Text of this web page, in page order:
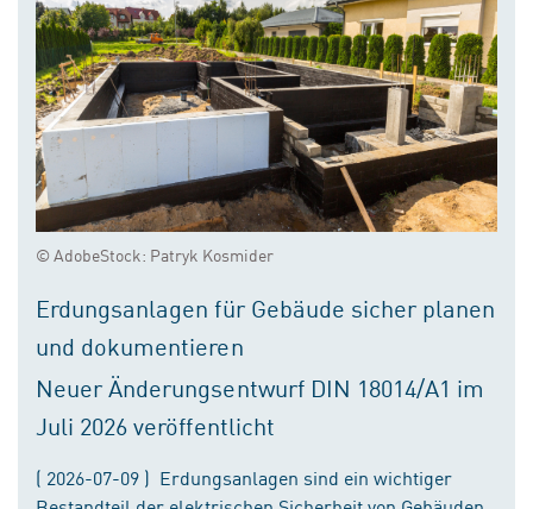
© AdobeStock: Patryk Kosmider
Erdungsanlagen für Gebäude sicher planen
und dokumentieren
Neuer Änderungsentwurf DIN 18014/A1 im
Juli 2026 veröffentlicht
( 2026-07-09 ) Erdungsanlagen sind ein wichtiger